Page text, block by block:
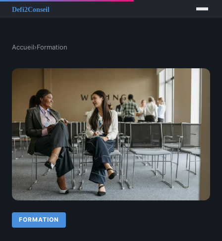
Accueil›Formation
FORMATION